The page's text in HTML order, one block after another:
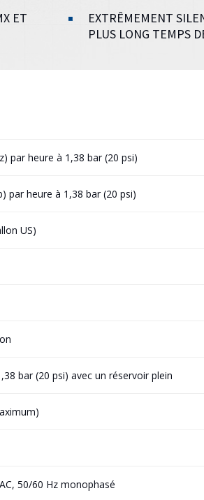
ET
EXTRÊMEMENT
PLUS LONG TEMPS
par heure à 1,38 bar (20 psi)
par heure à 1,38 bar (20 psi)
US)
bar (20 psi) avec un réservoir plein
50/60 Hz monophasé